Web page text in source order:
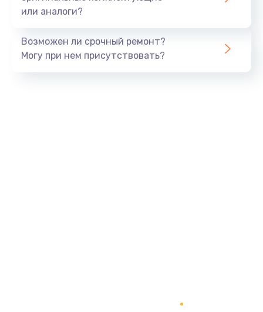
Заказать
или аналоги?
Возможен ли срочный ремонт?
Могу при нем присутствовать?